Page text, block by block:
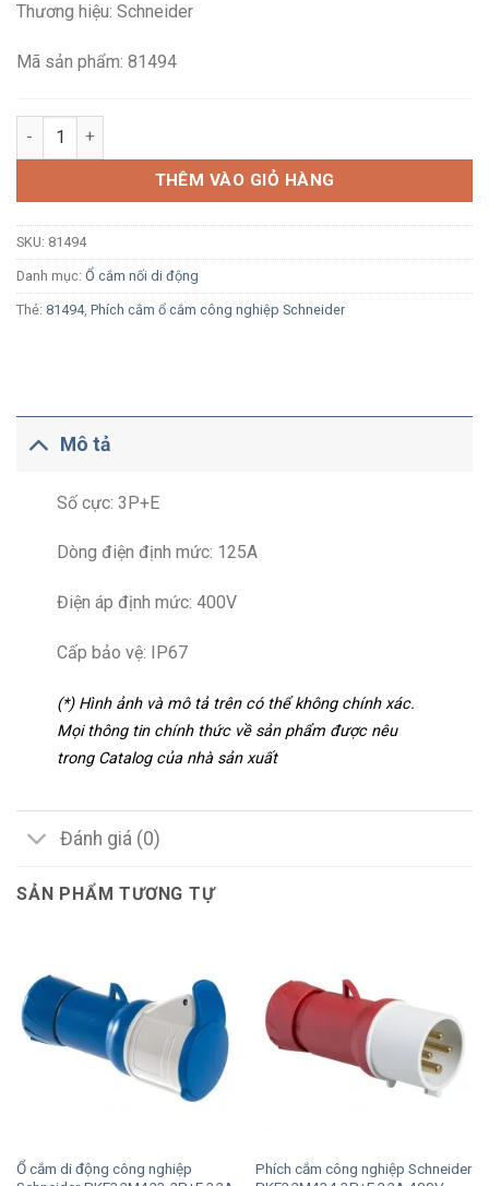
5,110,600₫.
Thương hiệu: Schneider
Mã sản phẩm: 81494
Ổ cắm di động công nghiệp Schneider 81494 3P+E 125A 400V
THÊM VÀO GIỎ HÀNG
SKU: 81494
Danh mục: Ổ cắm nối di động
Thẻ: 81494, Phích cắm ổ cắm công nghiệp Schneider
Mô tả
Số cực: 3P+E
Dòng điện định mức: 125A
Điện áp định mức: 400V
Cấp bảo vệ: IP67
(*) Hình ảnh và mô tả trên có thể không chính xác.
Mọi thông tin chính thức về sản phẩm được nêu
trong Catalog của nhà sản xuất
Đánh giá (0)
SẢN PHẨM TƯƠNG TỰ
Ổ cắm di động công nghiệp
Phích cắm công nghiệp Schneider